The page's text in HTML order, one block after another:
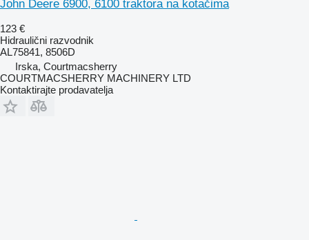
John Deere 6900, 6100 traktora na kotačima
123 €
Hidraulični razvodnik
AL75841, 8506D
Irska, Courtmacsherry
COURTMACSHERRY MACHINERY LTD
Kontaktirajte prodavatelja